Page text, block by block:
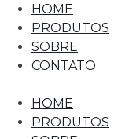
HOME
PRODUTOS
SOBRE
CONTATO
HOME
PRODUTOS